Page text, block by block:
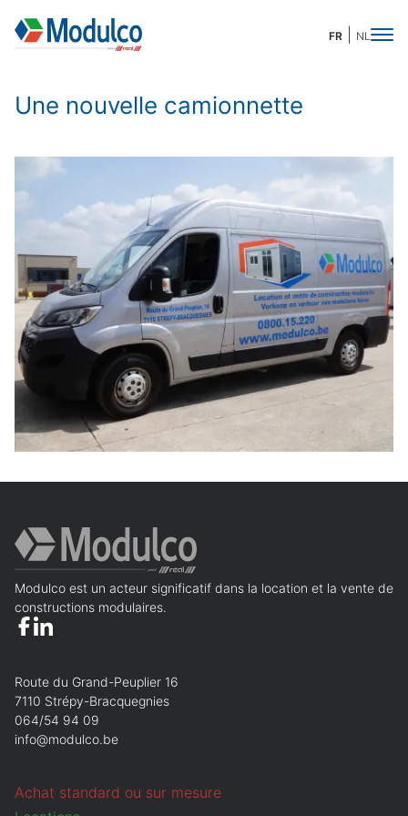
FR NL
Demande de devis
Merci de compléter ces quelques informations
pour accéder à la demande en ligne :
Prénom Obligatoire Nom
Nom de l'organisation
Téléphone Obligatoire
Que recherchez-vous ? Obligatoire
Une nouvelle camionnette
Modulco est un acteur significatif dans la location et la vente de
constructions modulaires.
Route du Grand-Peuplier 16
7110 Strépy-Bracquegnies
064/54 94 09
info@modulco.be
Achat standard ou sur mesure